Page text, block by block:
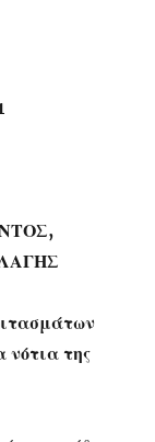
νότια της